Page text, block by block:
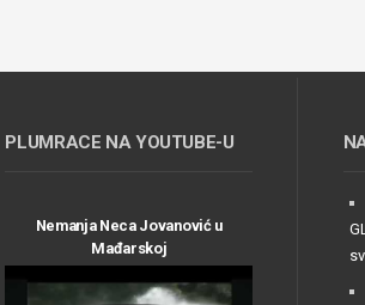
PLUMRACE NA YOUTUBE-U
Nemanja Neca Jovanović u
Mađarskoj